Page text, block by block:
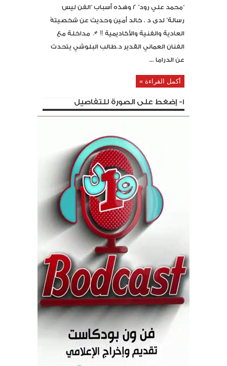
“محمد علي رود” 2 وهذه أسباب “الفن ليس
رسالة” لدى د . خالد أمين وحديث عن شخصيتهُ
العادية والفنية والأكاديمية ‼️ 📌 مداخلة مع
الفنان العماني القدير د.طالب البلوشي يتحدث
عن الدراما ...
أكمل القراءة »
1- إضغط على الصورة للتفاصيل